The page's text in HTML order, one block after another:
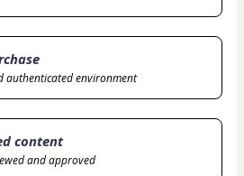
authenticated environment
content
and approved